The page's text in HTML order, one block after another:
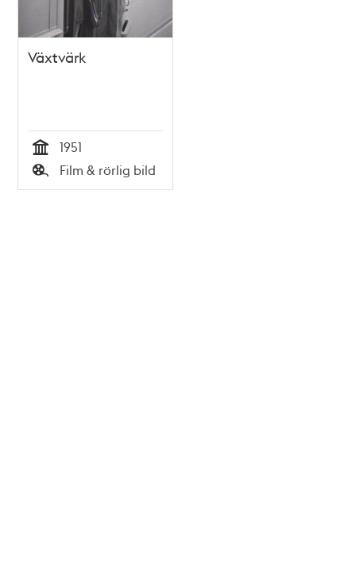
Växtvärk
Tid
1951
Typ
Film & rörlig bild